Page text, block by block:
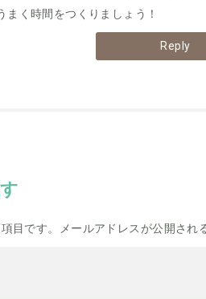
まく時間をつくりましょう！
Reply
目です。メールアドレスが公開され